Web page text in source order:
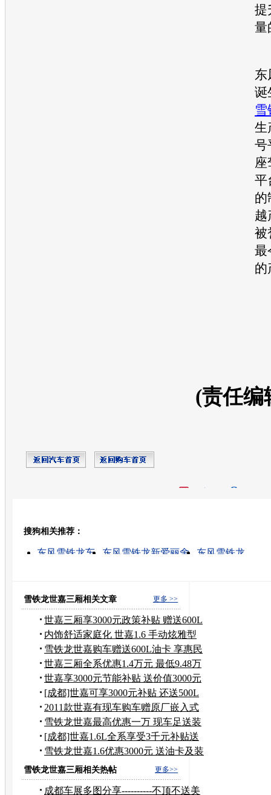
提
量
东
诞
雪
生
号
座
平
的
越
被
最
的
(责任编
搜狗相关推荐：
东风雪铁龙车 东风雪铁龙新爱丽舍
东风雪铁龙
更多 >>
雪铁龙世嘉三厢相关文章
世嘉三厢享3000元政策补贴 赠送600L
油卡
内饰舒适家庭化 世嘉1.6 手动炫雅型
雪铁龙世嘉购车赠送600L油卡 享惠民
补贴
世嘉三厢全系优惠1.4万元 最低9.48万
元
世嘉享3000元节能补贴 送价值3000元
油卡
[成都]世嘉可享3000元补贴 还送500L
汽油
2011款世嘉有现车购车赠原厂嵌入式
导航
雪铁龙世嘉最高优惠一万 现车足送装
潢
[成都]世嘉1.6L全系享受3千元补贴送
油卡
雪铁龙世嘉1.6优惠3000元 送油卡及装
潢
更多>>
雪铁龙世嘉三厢相关热帖
成都车展多图分享----------不顶不送美